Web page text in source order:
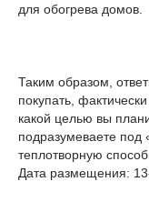
для обогрева домов.
Таким образом,
покупать,
какой целью вы
подразумеваете под
теплотворную
Дата размещения: